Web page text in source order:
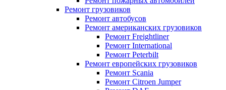
Ремонт грузовиков
Ремонт автобусов
Ремонт американских грузовиков
Ремонт Freightliner
Ремонт International
Ремонт Peterbilt
Ремонт европейских грузовиков
Ремонт Scania
Ремонт Citroen Jumper